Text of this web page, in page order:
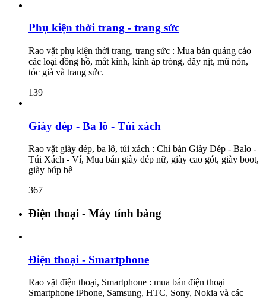
Phụ kiện thời trang - trang sức
Rao vặt phụ kiện thời trang, trang sức : Mua bán quảng cáo
các loại đồng hồ, mắt kính, kính áp tròng, dây nịt, mũ nón,
tóc giả và trang sức.
139
Giày dép - Ba lô - Túi xách
Rao vặt giày dép, ba lô, túi xách : Chỉ bán Giày Dép - Balo -
Túi Xách - Ví, Mua bán giày dép nữ, giày cao gót, giày boot,
giày búp bê
367
Điện thoại - Máy tính bảng
Điện thoại - Smartphone
Rao vặt điện thoại, Smartphone : mua bán điện thoại
Smartphone iPhone, Samsung, HTC, Sony, Nokia và các